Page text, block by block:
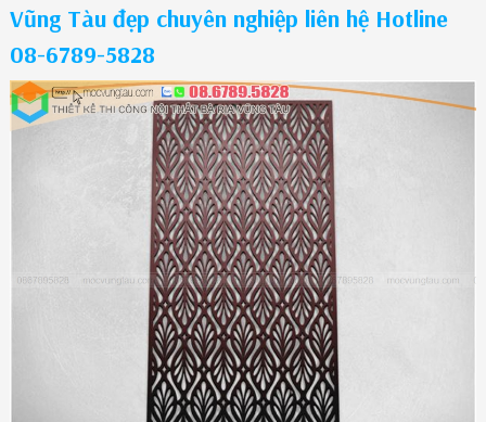
Vũng Tàu đẹp chuyên nghiệp liên hệ Hotline
08-6789-5828